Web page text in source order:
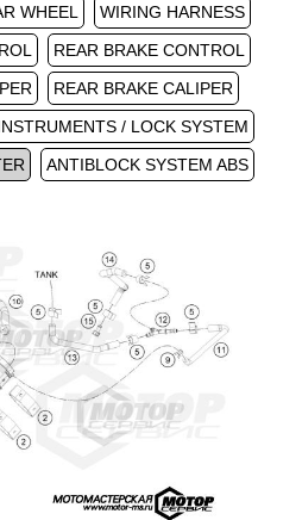
WHEEL
WIRING HARNESS
REAR BRAKE CONTROL
REAR BRAKE CALIPER
/ LOCK SYSTEM
ANTIBLOCK SYSTEM ABS